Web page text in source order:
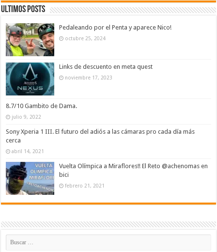
Ultimos Posts
Pedaleando por el Penta y aparece Nico!
octubre 25, 2024
Links de descuento en meta quest
noviembre 17, 2023
8.7/10 Gambito de Dama.
julio 9, 2022
Sony Xperia 1 III. El futuro del adiós a las cámaras pro cada día más
cerca
abril 14, 2021
Vuelta Olímpica a Miraflores!! El Reto @achenomas en
bici
febrero 21, 2021